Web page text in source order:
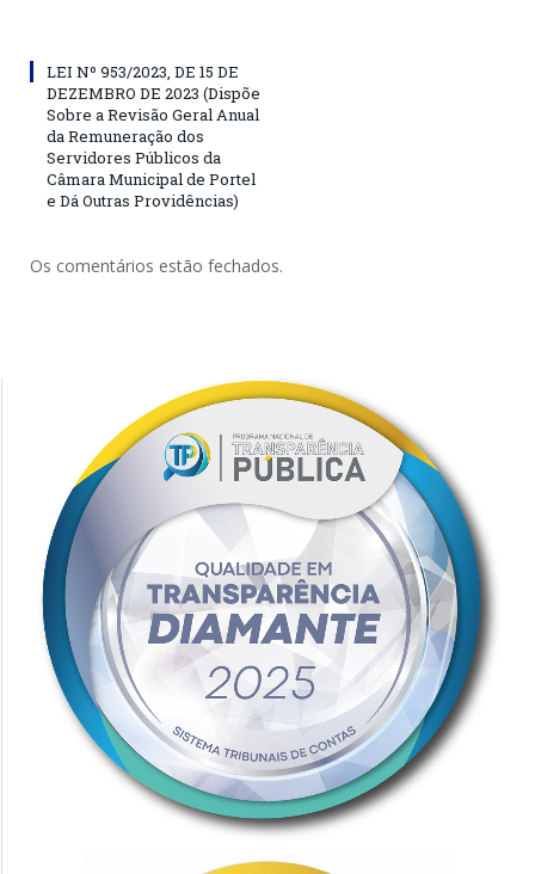
LEI Nº 953/2023, DE 15 DE
DEZEMBRO DE 2023 (Dispõe
Sobre a Revisão Geral Anual
da Remuneração dos
Servidores Públicos da
Câmara Municipal de Portel
e Dá Outras Providências)
Os comentários estão fechados.